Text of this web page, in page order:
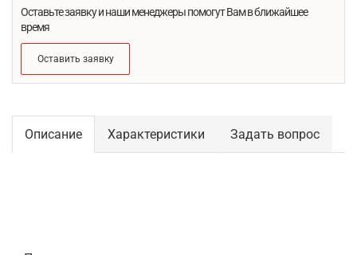
Оставьте заявку и наши менеджеры помогут Вам в ближайшее
время
Оставить заявку
Описание Характеристики Задать вопрос